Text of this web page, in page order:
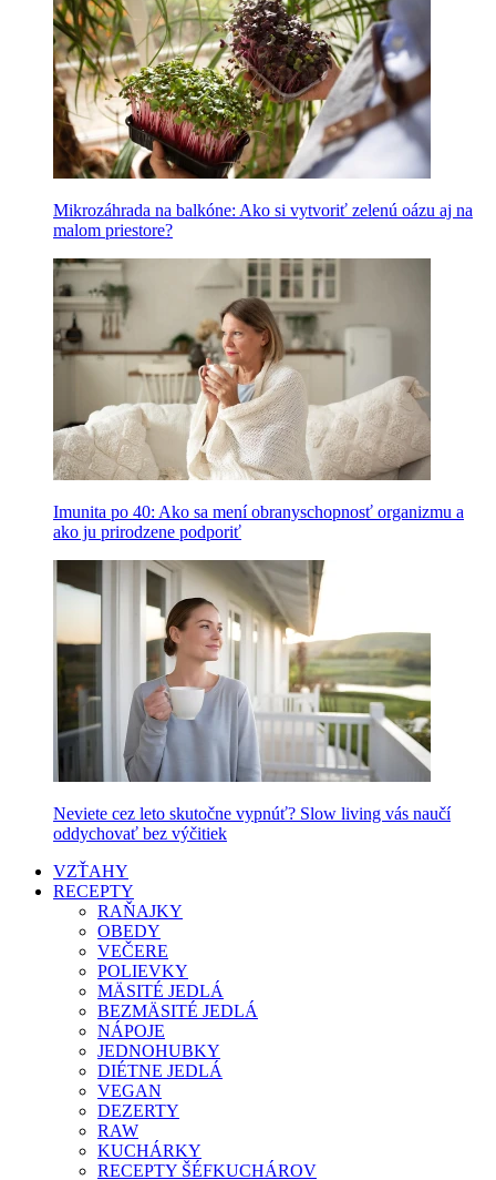
Mikrozáhrada na balkóne: Ako si vytvoriť zelenú oázu aj na
malom priestore?
Imunita po 40: Ako sa mení obranyschopnosť organizmu a
ako ju prirodzene podporiť
Neviete cez leto skutočne vypnúť? Slow living vás naučí
oddychovať bez výčitiek
VZŤAHY
RECEPTY
RAŇAJKY
OBEDY
VEČERE
POLIEVKY
MÄSITÉ JEDLÁ
BEZMÄSITÉ JEDLÁ
NÁPOJE
JEDNOHUBKY
DIÉTNE JEDLÁ
VEGAN
DEZERTY
RAW
KUCHÁRKY
RECEPTY ŠÉFKUCHÁROV